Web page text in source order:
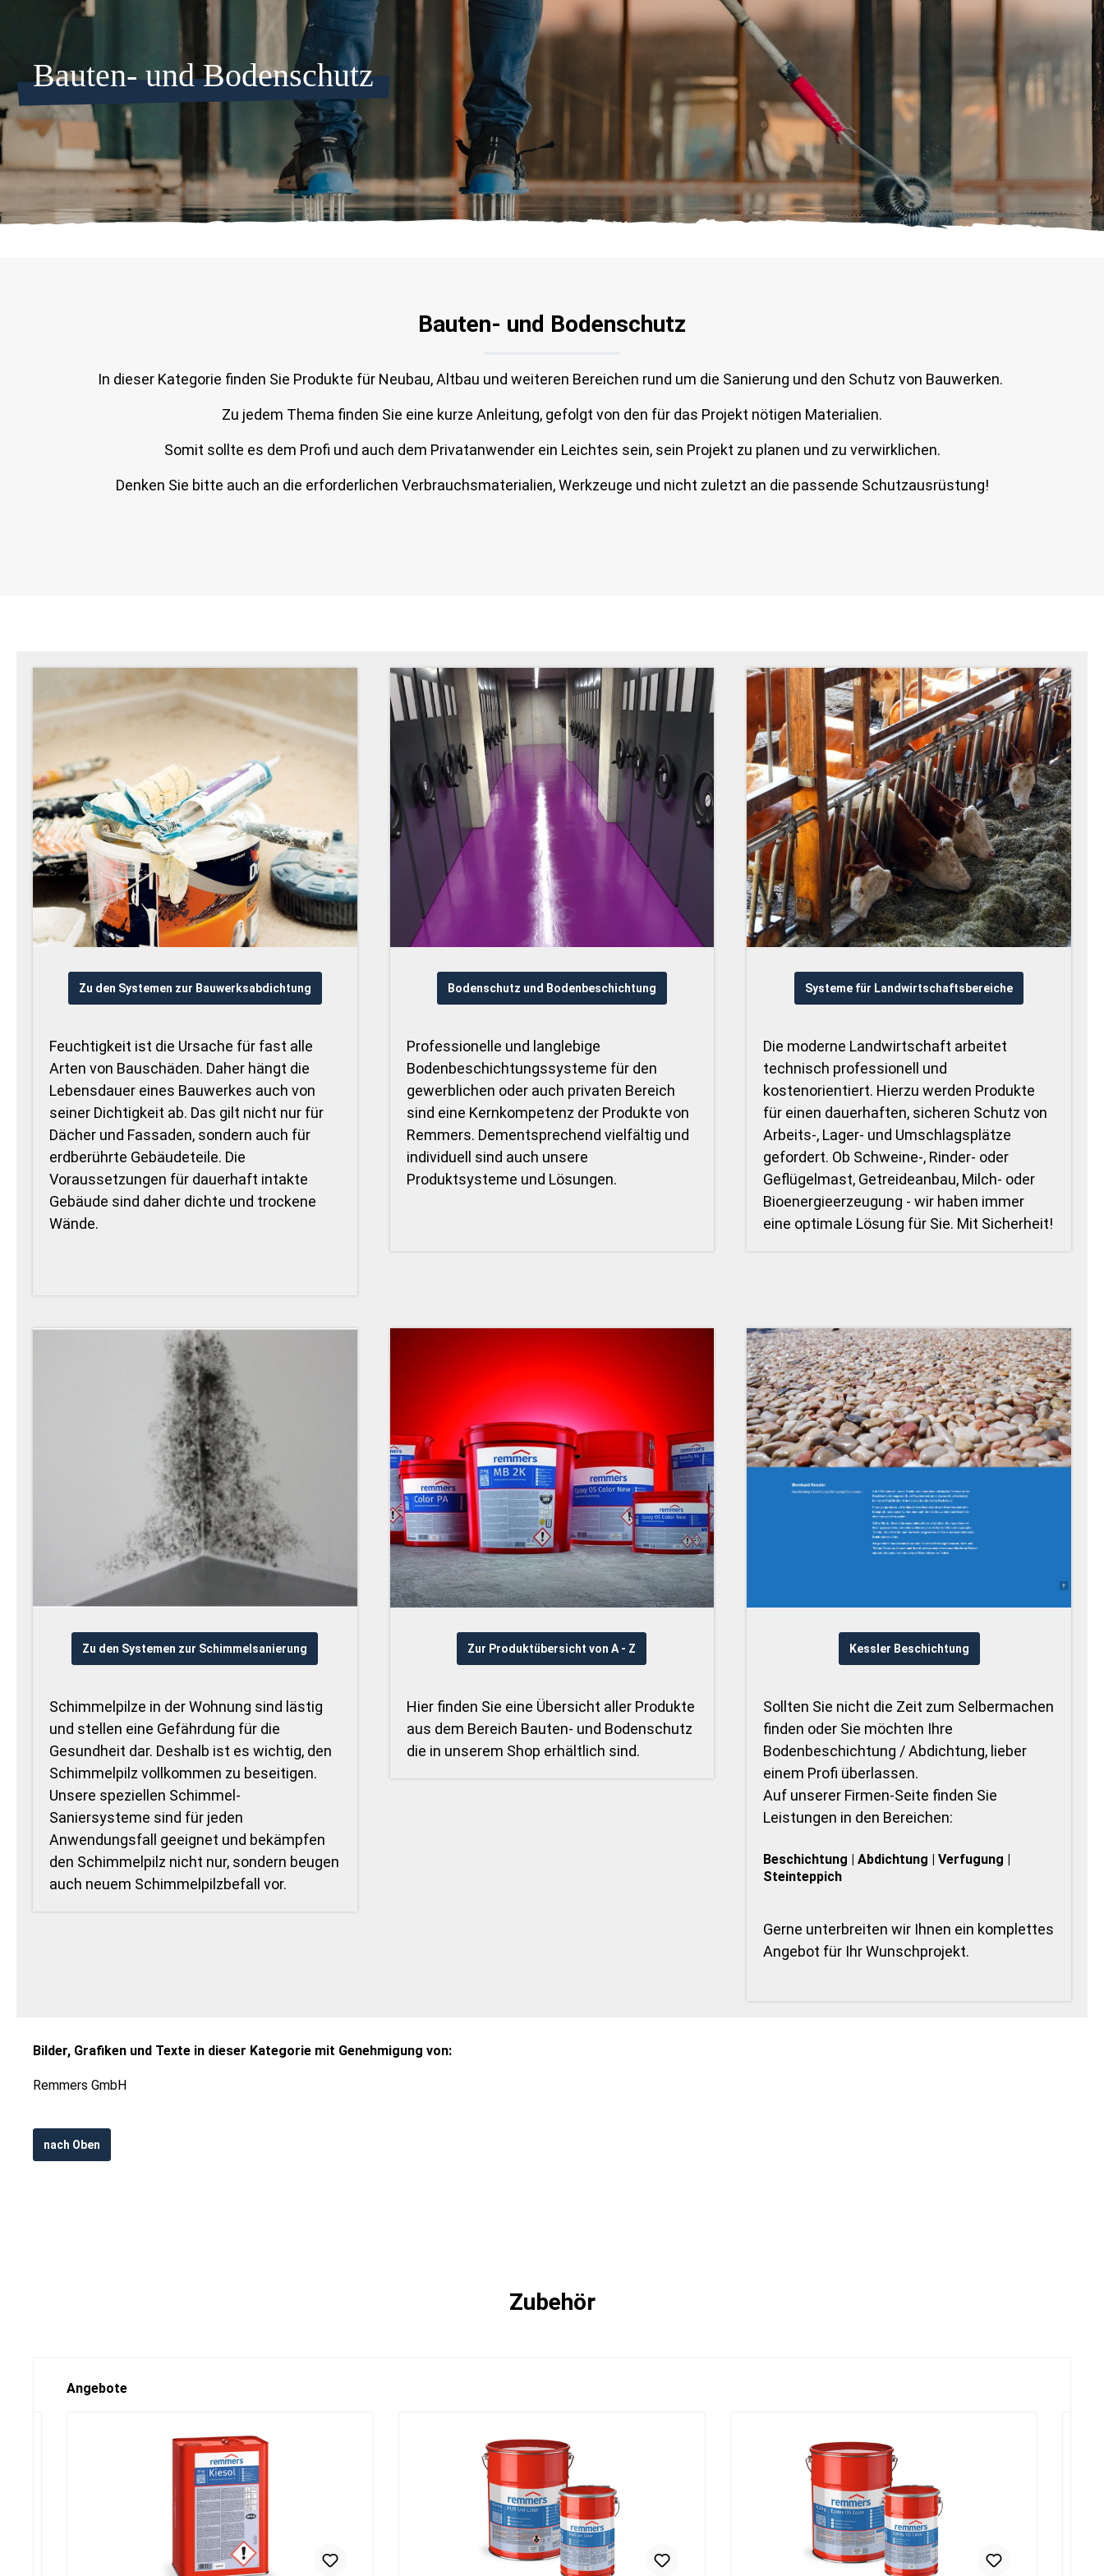
Bauten- und Bodenschutz
Bauten- und Bodenschutz
In dieser Kategorie finden Sie Produkte für Neubau, Altbau und weiteren Bereichen rund um die Sanierung und den Schutz von Bauwerken.
Zu jedem Thema finden Sie eine kurze Anleitung, gefolgt von den für das Projekt nötigen Materialien.
Somit sollte es dem Profi und auch dem Privatanwender ein Leichtes sein, sein Projekt zu planen und zu verwirklichen.
Denken Sie bitte auch an die erforderlichen Verbrauchsmaterialien, Werkzeuge und nicht zuletzt an die passende Schutzausrüstung!
Zu den Systemen zur Bauwerksabdichtung
Feuchtigkeit ist die Ursache für fast alle
Arten von Bauschäden. Daher hängt die
Lebensdauer eines Bauwerkes auch von
seiner Dichtigkeit ab. Das gilt nicht nur für
Dächer und Fassaden, sondern auch für
erdberührte Gebäudeteile. Die
Voraussetzungen für dauerhaft intakte
Gebäude sind daher dichte und trockene
Wände.
Bodenschutz und Bodenbeschichtung
Professionelle und langlebige
Bodenbeschichtungssysteme für den
gewerblichen oder auch privaten Bereich
sind eine Kernkompetenz der Produkte von
Remmers. Dementsprechend vielfältig und
individuell sind auch unsere
Produktsysteme und Lösungen.
Systeme für Landwirtschaftsbereiche
Die moderne Landwirtschaft arbeitet
technisch professionell und
kostenorientiert. Hierzu werden Produkte
für einen dauerhaften, sicheren Schutz von
Arbeits-, Lager- und Umschlagsplätze
gefordert. Ob Schweine-, Rinder- oder
Geflügelmast, Getreideanbau, Milch- oder
Bioenergieerzeugung - wir haben immer
eine optimale Lösung für Sie. Mit Sicherheit!
Zu den Systemen zur Schimmelsanierung
Schimmelpilze in der Wohnung sind lästig
und stellen eine Gefährdung für die
Gesundheit dar. Deshalb ist es wichtig, den
Schimmelpilz vollkommen zu beseitigen.
Unsere speziellen Schimmel-
Saniersysteme sind für jeden
Anwendungsfall geeignet und bekämpfen
den Schimmelpilz nicht nur, sondern beugen
auch neuem Schimmelpilzbefall vor.
Zur Produktübersicht von A - Z
Hier finden Sie eine Übersicht aller Produkte
aus dem Bereich Bauten- und Bodenschutz
die in unserem Shop erhältlich sind.
Kessler Beschichtung
Sollten Sie nicht die Zeit zum Selbermachen
finden oder Sie möchten Ihre
Bodenbeschichtung / Abdichtung, lieber
einem Profi überlassen.
Auf unserer Firmen-Seite finden Sie
Leistungen in den Bereichen:
Beschichtung | Abdichtung | Verfugung |
Steinteppich
Gerne unterbreiten wir Ihnen ein komplettes
Angebot für Ihr Wunschprojekt.
Bilder, Grafiken und Texte in dieser Kategorie mit Genehmigung von:
Remmers GmbH
nach Oben
Zubehör
Angebote